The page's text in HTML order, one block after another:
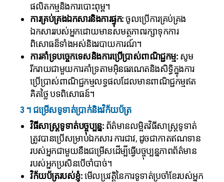
ផលិតកម្មនិងការបោះពុម្ព។
ការគ្រប់គ្រងឯកសារនិងការផ្ទុក:ចូលប្រើការគ្រប់គ្រង
ឯកសាររបស់អ្នកដោយមានសមត្ថភាពរក្សាទុកការ
ពិសោធន៏ទាំងអស់និងរបាយការណ៍។
ការគាំទ្របច្ចេកទេសនិងការប្រើប្រាស់ពាណិជ្ជកម្ម: សូម
រីករាយជាមួយការគាំទ្រតាមអ៊ិនធរណេតនិងសិទ្ធិក្នុងការ
ប្រើប្រាស់ពាណិជ្ជកម្មលទ្ធផលដែលមានពាណិជ្ជកម្មឥត
គិតថ្លៃ បទពិសោធន៍។
3 ។ ជម្រើសទូទាត់ប្រាក់និងវិក័យប័ត្រ
វិធីសាស្ត្រទូទាត់បច្ចុប្បន្ន: ព័ត៌មានលម្អិតវិធីសាស្ត្រទូទាត់
ត្រូវបានប្រើសម្រាប់ឯកសារ ការជាវ, ដូចជាកាតឥណទាន
របស់អ្នកជាមួយនឹងជម្រើសដើម្បីធ្វើបច្ចុប្បន្នភាពព័ត៌មាន
របស់អ្នកប្រសិនបើចាំបាច់។
វិក័យប័ត្ររបស់ខ្ញុំ:មើលប្រវត្តិនៃការទូទាត់ប្រចាំខែរបស់អ្នក